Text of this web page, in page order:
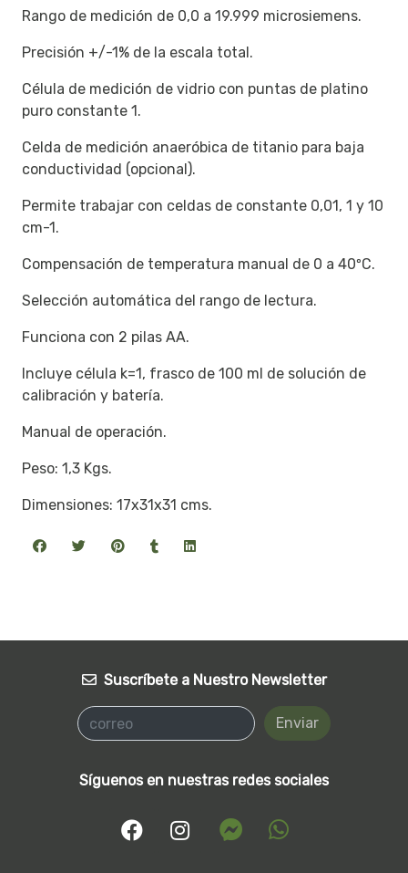
Rango de medición de 0,0 a 19.999 microsiemens.
Precisión +/-1% de la escala total.
Célula de medición de vidrio con puntas de platino
puro constante 1.
Celda de medición anaeróbica de titanio para baja
conductividad (opcional).
Permite trabajar con celdas de constante 0,01, 1 y 10
cm-1.
Compensación de temperatura manual de 0 a 40ºC.
Selección automática del rango de lectura.
Funciona con 2 pilas AA.
Incluye célula k=1, frasco de 100 ml de solución de
calibración y batería.
Manual de operación.
Peso: 1,3 Kgs.
Dimensiones: 17x31x31 cms.
Suscríbete a Nuestro Newsletter
Enviar
Síguenos en nuestras redes sociales